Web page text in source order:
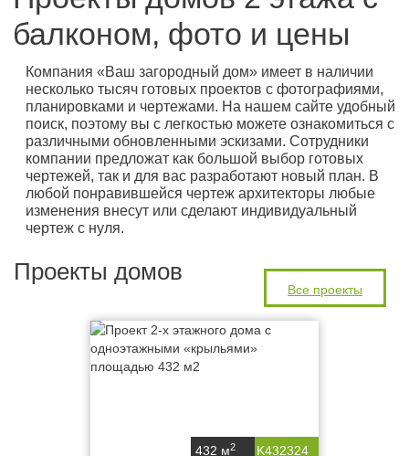
балконом, фото и цены
Компания «Ваш загородный дом» имеет в наличии
несколько тысяч готовых проектов с фотографиями,
планировками и чертежами. На нашем сайте удобный
поиск, поэтому вы с легкостью можете ознакомиться с
различными обновленными эскизами. Сотрудники
компании предложат как большой выбор готовых
чертежей, так и для вас разработают новый план. В
любой понравившейся чертеж архитекторы любые
изменения внесут или сделают индивидуальный
чертеж с нуля.
Проекты домов
Все проекты
K432324
432 м2